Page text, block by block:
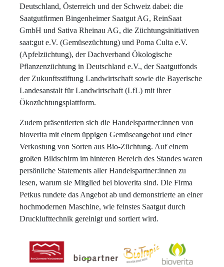
Deutschland, Österreich und der Schweiz dabei: die
Saatgutfirmen Bingenheimer Saatgut AG, ReinSaat
GmbH und Sativa Rheinau AG, die Züchtungsinitiativen
saat:gut e.V. (Gemüsezüchtung) und Poma Culta e.V.
(Apfelzüchtung), der Dachverband Ökologische
Pflanzenzüchtung in Deutschland e.V., der Saatgutfonds
der Zukunftsstiftung Landwirtschaft sowie die Bayerische
Landesanstalt für Landwirtschaft (LfL) mit ihrer
Ökozüchtungsplattform.
Zudem präsentierten sich die Handelspartner:innen von
bioverita mit einem üppigen Gemüseangebot und einer
Verkostung von Sorten aus Bio-Züchtung. Auf einem
großen Bildschirm im hinteren Bereich des Standes waren
persönliche Statements aller Handelspartner:innen zu
lesen, warum sie Mitglied bei bioverita sind. Die Firma
Petkus rundete das Angebot ab und demonstrierte an einer
hochmodernen Maschine, wie feinstes Saatgut durch
Drucklufttechnik gereinigt und sortiert wird.